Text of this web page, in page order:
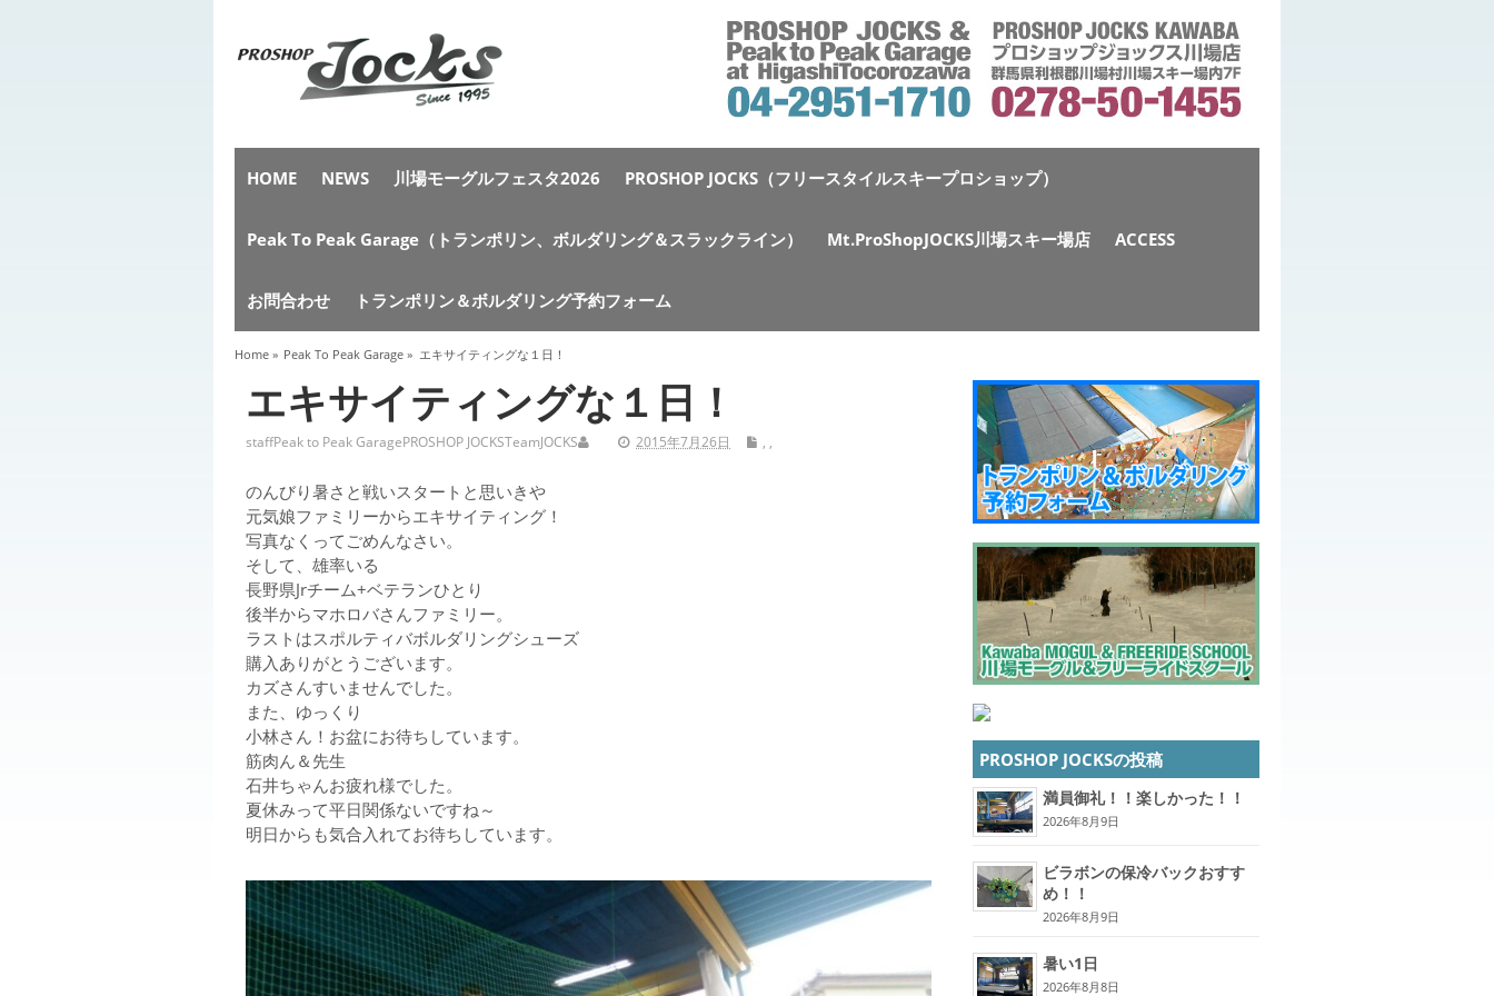
HOME NEWS 川場モーグルフェスタ2026 PROSHOP JOCKS（フリースタイルスキープロショップ）
Peak To Peak Garage（トランポリン、ボルダリング＆スラックライン） Mt.ProShopJOCKS川場スキー場店 ACCESS
お問合わせ トランポリン＆ボルダリング予約フォーム
Home » Peak To Peak Garage » エキサイティングな１日！
エキサイティングな１日！
staff 2015年7月26日
Peak to Peak Garage ,
PROSHOP JOCKS ,
TeamJOCKS
のんびり暑さと戦いスタートと思いきや
元気娘ファミリーからエキサイティング！
写真なくってごめんなさい。
そして、雄率いる
長野県Jrチーム+ベテランひとり
後半からマホロバさんファミリー。
ラストはスポルティバボルダリングシューズ
購入ありがとうございます。
カズさんすいませんでした。
また、ゆっくり
小林さん！お盆にお待ちしています。
筋肉ん＆先生
石井ちゃんお疲れ様でした。
夏休みって平日関係ないですね～
明日からも気合入れてお待ちしています。
PROSHOP JOCKSの投稿
満員御礼！！楽しかった！！
2026年8月9日
ビラボンの保冷バックおすす
め！！
2026年8月9日
暑い1日
2026年8月8日